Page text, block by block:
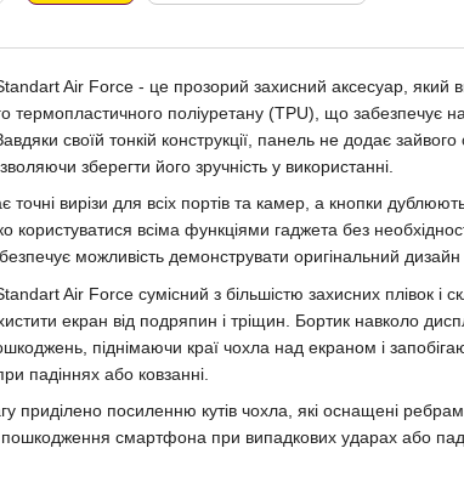
Air Force - це прозорий захисний аксесуар, який
термопластичного поліуретану (TPU), що забезпечує
своїй тонкій конструкції, панель не додає
зберегти його зручність у використанні.
точні вирізи для всіх портів та камер, а кнопки
користуватися всіма функціями гаджета без
можливість демонструвати оригінальний
Air Force сумісний з більшістю захисних плівок і
екран від подряпин і тріщин. Бортик навколо
піднімаючи краї чохла над екраном і
падіннях або ковзанні.
приділено посиленню кутів чохла, які оснащені
пошкодження смартфона при випадкових ударах або